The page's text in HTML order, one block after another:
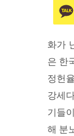
화가
은 한
정헌
강세
기들
해 분